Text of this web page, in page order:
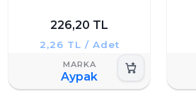
226,20 TL
2,26 TL / Adet
Aypak